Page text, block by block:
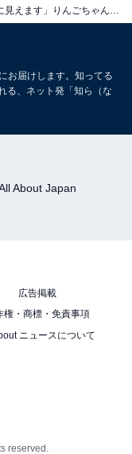
「姉妹に見えます」りんごちゃん、有吉弘行＆王林とのW“りんご”ショット公開！ 「2人が似てる」
お届けします。知ってる
る、ネット発「知ら（な
About Japan
広告掲載
権・商標・免責事項
ニュースについて
reserved.